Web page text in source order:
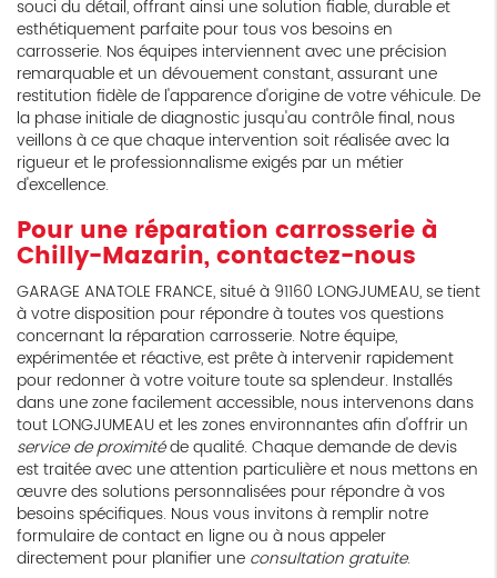
souci du détail, offrant ainsi une solution fiable, durable et
esthétiquement parfaite pour tous vos besoins en
carrosserie. Nos équipes interviennent avec une précision
remarquable et un dévouement constant, assurant une
restitution fidèle de l'apparence d'origine de votre véhicule. De
la phase initiale de diagnostic jusqu'au contrôle final, nous
veillons à ce que chaque intervention soit réalisée avec la
rigueur et le professionnalisme exigés par un métier
d'excellence.
Pour une réparation carrosserie à
Chilly-Mazarin, contactez-nous
GARAGE ANATOLE FRANCE, situé à 91160 LONGJUMEAU, se tient
à votre disposition pour répondre à toutes vos questions
concernant la réparation carrosserie. Notre équipe,
expérimentée et réactive, est prête à intervenir rapidement
pour redonner à votre voiture toute sa splendeur. Installés
dans une zone facilement accessible, nous intervenons dans
tout LONGJUMEAU et les zones environnantes afin d'offrir un
service de proximitéde qualité. Chaque demande de devis
est traitée avec une attention particulière et nous mettons en
œuvre des solutions personnalisées pour répondre à vos
besoins spécifiques. Nous vous invitons à remplir notre
formulaire de contact en ligne ou à nous appeler
directement pour planifier une consultation gratuite.